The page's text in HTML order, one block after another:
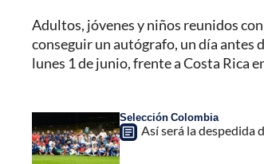
Adultos, jóvenes y niños reunidos
conseguir un autógrafo, un día antes
lunes 1 de junio, frente a Costa Rica
Selección Colombia
Así será la despedida